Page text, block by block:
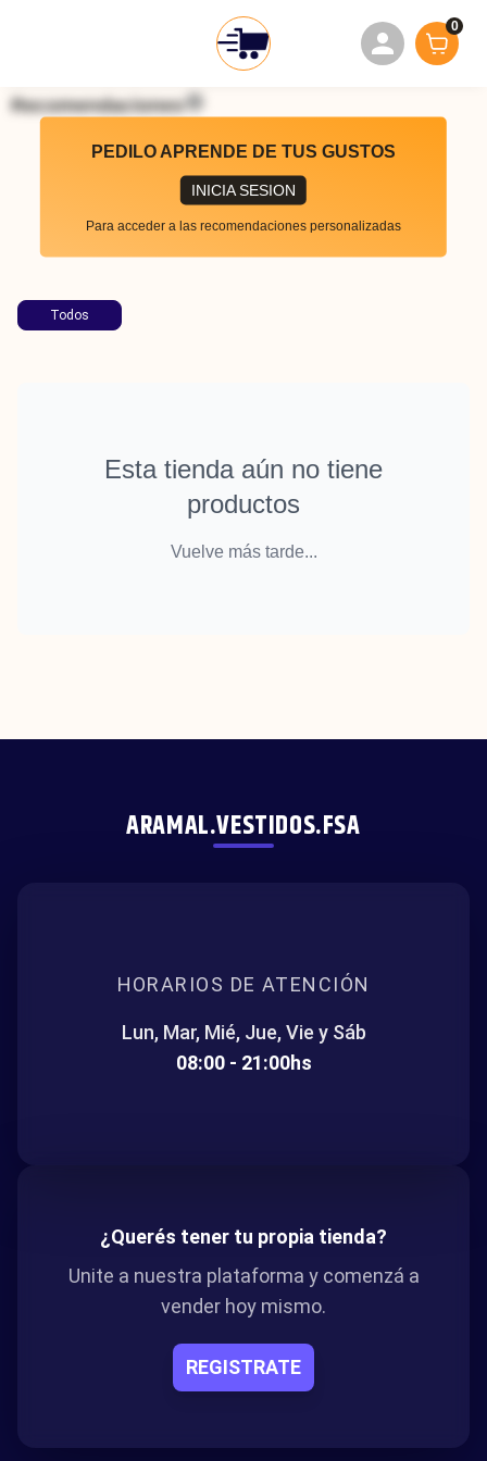
0
PEDILO APRENDE DE TUS GUSTOS
INICIA SESION
Para acceder a las recomendaciones personalizadas
Recomendaciones
Todos
Esta tienda aún no tiene
productos
Vuelve más tarde...
ARAMAL.VESTIDOS.FSA
HORARIOS DE ATENCIÓN
Lun, Mar, Mié, Jue, Vie y Sáb
08:00 - 21:00hs
¿Querés tener tu propia tienda?
Unite a nuestra plataforma y comenzá a
vender hoy mismo.
REGISTRATE